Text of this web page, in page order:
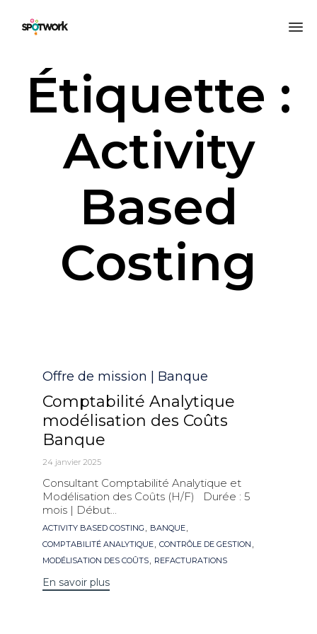
Étiquette :
Activity
Based
Costing
Catégorie
Offre de mission | Banque
Comptabilité Analytique
modélisation des Coûts
Banque
24 janvier 2025
Consultant Comptabilité Analytique et
Modélisation des Coûts (H/F) Durée : 5
mois | Début...
Mots
clés
ACTIVITY BASED COSTING , BANQUE,
COMPTABILITÉ ANALYTIQUE, CONTRÔLE DE GESTION ,
MODÉLISATION DES COÛTS, REFACTURATIONS
En savoir plus